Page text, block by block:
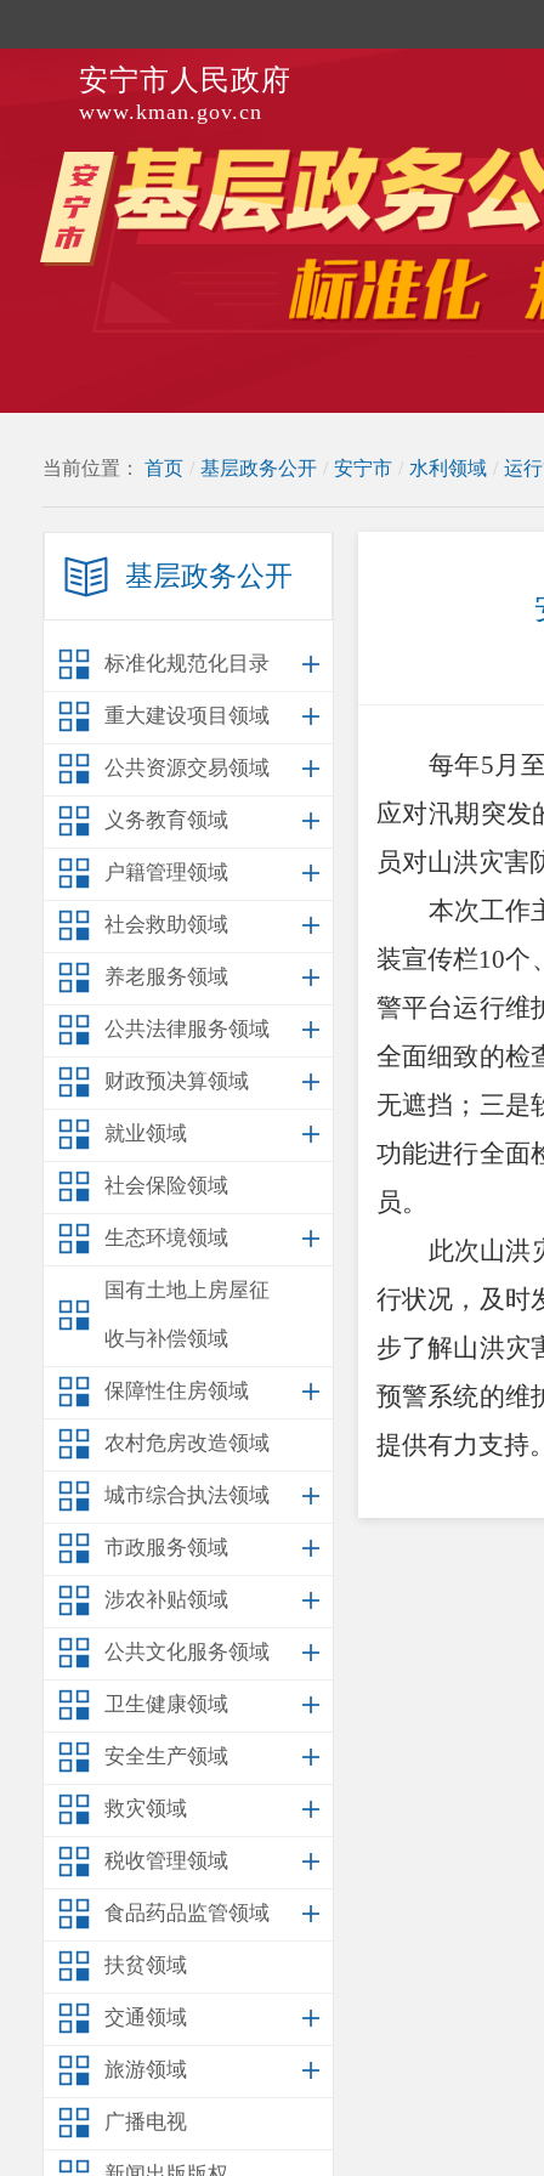
安宁市人民政府
www.kman.gov.cn
当前位置： 首页 / 基层政务公开 / 安宁市 / 水利领域 / 运
基层政务公开
标准化规范化目录
重大建设项目领域
公共资源交易领域
义务教育领域
户籍管理领域
社会救助领域
养老服务领域
公共法律服务领域
财政预决算领域
就业领域
社会保险领域
生态环境领域
国有土地上房屋征
收与补偿领域
保障性住房领域
农村危房改造领域
城市综合执法领域
市政服务领域
涉农补贴领域
公共文化服务领域
卫生健康领域
安全生产领域
救灾领域
税收管理领域
食品药品监管领域
扶贫领域
交通领域
旅游领域
广播电视
每年5月
应对汛期突发
员对山洪灾害
本次工作
装宣传栏10个
警平台运行维
全面细致的检
无遮挡 ； 三是
功能进行全面
员。
此次山洪
行状况，及时
步了解山洪灾
预警系统的维
提供有力支持